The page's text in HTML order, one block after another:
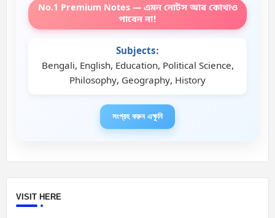
No.1 Premium Notes — এমন নোটস আর কোথাও
পাবেন না!
Subjects:
Bengali, English, Education, Political Science,
Philosophy, Geography, History
সংগ্রহ করুন এক্ষুনি
VISIT HERE